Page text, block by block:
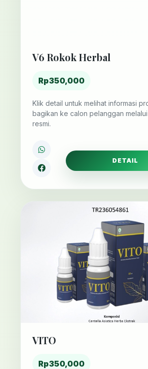
V6 Rokok Herbal
Rp350,000
Klik detail untuk melihat informasi
bagikan ke calon pelanggan
resmi.
DETAIL
VITO
Rp350,000